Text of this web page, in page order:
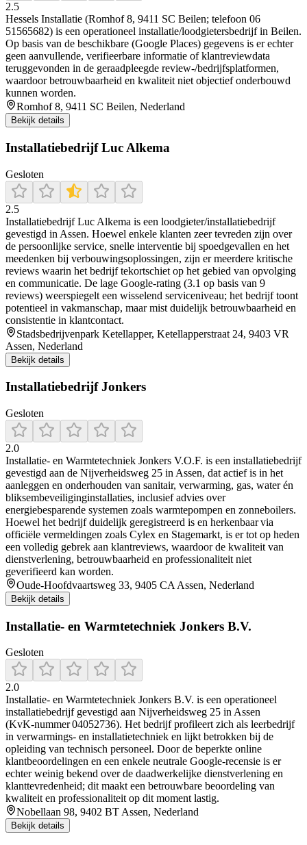
2.5
Hessels Installatie (Romhof 8, 9411 SC Beilen; telefoon 06
51565682) is een operationeel installatie/loodgietersbedrijf in Beilen.
Op basis van de beschikbare (Google Places) gegevens is er echter
geen aanvullende, verifieerbare informatie of klantreviewdata
teruggevonden in de geraadpleegde review-/bedrijfsplatformen,
waardoor betrouwbaarheid en kwaliteit niet objectief onderbouwd
kunnen worden.
Romhof 8, 9411 SC Beilen, Nederland
Bekijk details
Installatiebedrijf Luc Alkema
Gesloten
2.5
Installatiebedrijf Luc Alkema is een loodgieter/installatiebedrijf
gevestigd in Assen. Hoewel enkele klanten zeer tevreden zijn over
de persoonlijke service, snelle interventie bij spoedgevallen en het
meedenken bij verbouwingsoplossingen, zijn er meerdere kritische
reviews waarin het bedrijf tekortschiet op het gebied van opvolging
en communicatie. De lage Google-rating (3.1 op basis van 9
reviews) weerspiegelt een wisselend serviceniveau; het bedrijf toont
potentieel in vakmanschap, maar mist duidelijk betrouwbaarheid en
consistentie in klantcontact.
Stadsbedrijvenpark Ketellapper, Ketellapperstraat 24, 9403 VR
Assen, Nederland
Bekijk details
Installatiebedrijf Jonkers
Gesloten
2.0
Installatie- en Warmtetechniek Jonkers V.O.F. is een installatiebedrijf
gevestigd aan de Nijverheidsweg 25 in Assen, dat actief is in het
aanleggen en onderhouden van sanitair, verwarming, gas, water én
bliksembeveiliginginstallaties, inclusief advies over
energiebesparende systemen zoals warmtepompen en zonneboilers.
Hoewel het bedrijf duidelijk geregistreerd is en herkenbaar via
officiële vermeldingen zoals Cylex en Stagemarkt, is er tot op heden
een volledig gebrek aan klantreviews, waardoor de kwaliteit van
dienstverlening, betrouwbaarheid en professionaliteit niet
geverifieerd kan worden.
Oude-Hoofdvaartsweg 33, 9405 CA Assen, Nederland
Bekijk details
Installatie- en Warmtetechniek Jonkers B.V.
Gesloten
2.0
Installatie- en Warmtetechniek Jonkers B.V. is een operationeel
installatiebedrijf gevestigd aan Nijverheidsweg 25 in Assen
(KvK‑nummer 04052736). Het bedrijf profileert zich als leerbedrijf
in verwarmings- en installatie­techniek en lijkt betrokken bij de
opleiding van technisch personeel. Door de beperkte online
klantbeoordelingen en een enkele neutrale Google-recensie is er
echter weinig bekend over de daadwerkelijke dienstverlening en
klanttevredenheid; dit maakt een betrouwbare beoordeling van
kwaliteit en professionaliteit op dit moment lastig.
Nobellaan 98, 9402 BT Assen, Nederland
Bekijk details